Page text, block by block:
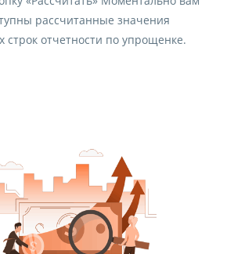
рассчитанные значения
строк отчетности по упрощенке.